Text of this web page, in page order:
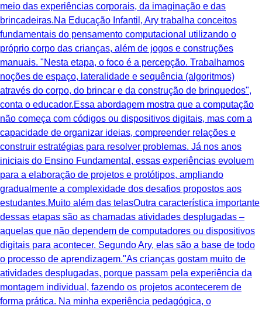
meio das experiências corporais, da imaginação e das
brincadeiras.Na Educação Infantil, Ary trabalha conceitos
fundamentais do pensamento computacional utilizando o
próprio corpo das crianças, além de jogos e construções
manuais. "Nesta etapa, o foco é a percepção. Trabalhamos
noções de espaço, lateralidade e sequência (algoritmos)
através do corpo, do brincar e da construção de brinquedos",
conta o educador.Essa abordagem mostra que a computação
não começa com códigos ou dispositivos digitais, mas com a
capacidade de organizar ideias, compreender relações e
construir estratégias para resolver problemas. Já nos anos
iniciais do Ensino Fundamental, essas experiências evoluem
para a elaboração de projetos e protótipos, ampliando
gradualmente a complexidade dos desafios propostos aos
estudantes.Muito além das telasOutra característica importante
dessas etapas são as chamadas atividades desplugadas –
aquelas que não dependem de computadores ou dispositivos
digitais para acontecer. Segundo Ary, elas são a base de todo
o processo de aprendizagem."As crianças gostam muito de
atividades desplugadas, porque passam pela experiência da
montagem individual, fazendo os projetos acontecerem de
forma prática. Na minha experiência pedagógica, o